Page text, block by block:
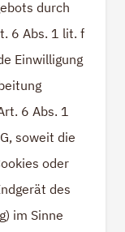
durch
6 Abs. 1 lit. f
Einwilligung
6 Abs. 1
soweit die
oder
des
im Sinne